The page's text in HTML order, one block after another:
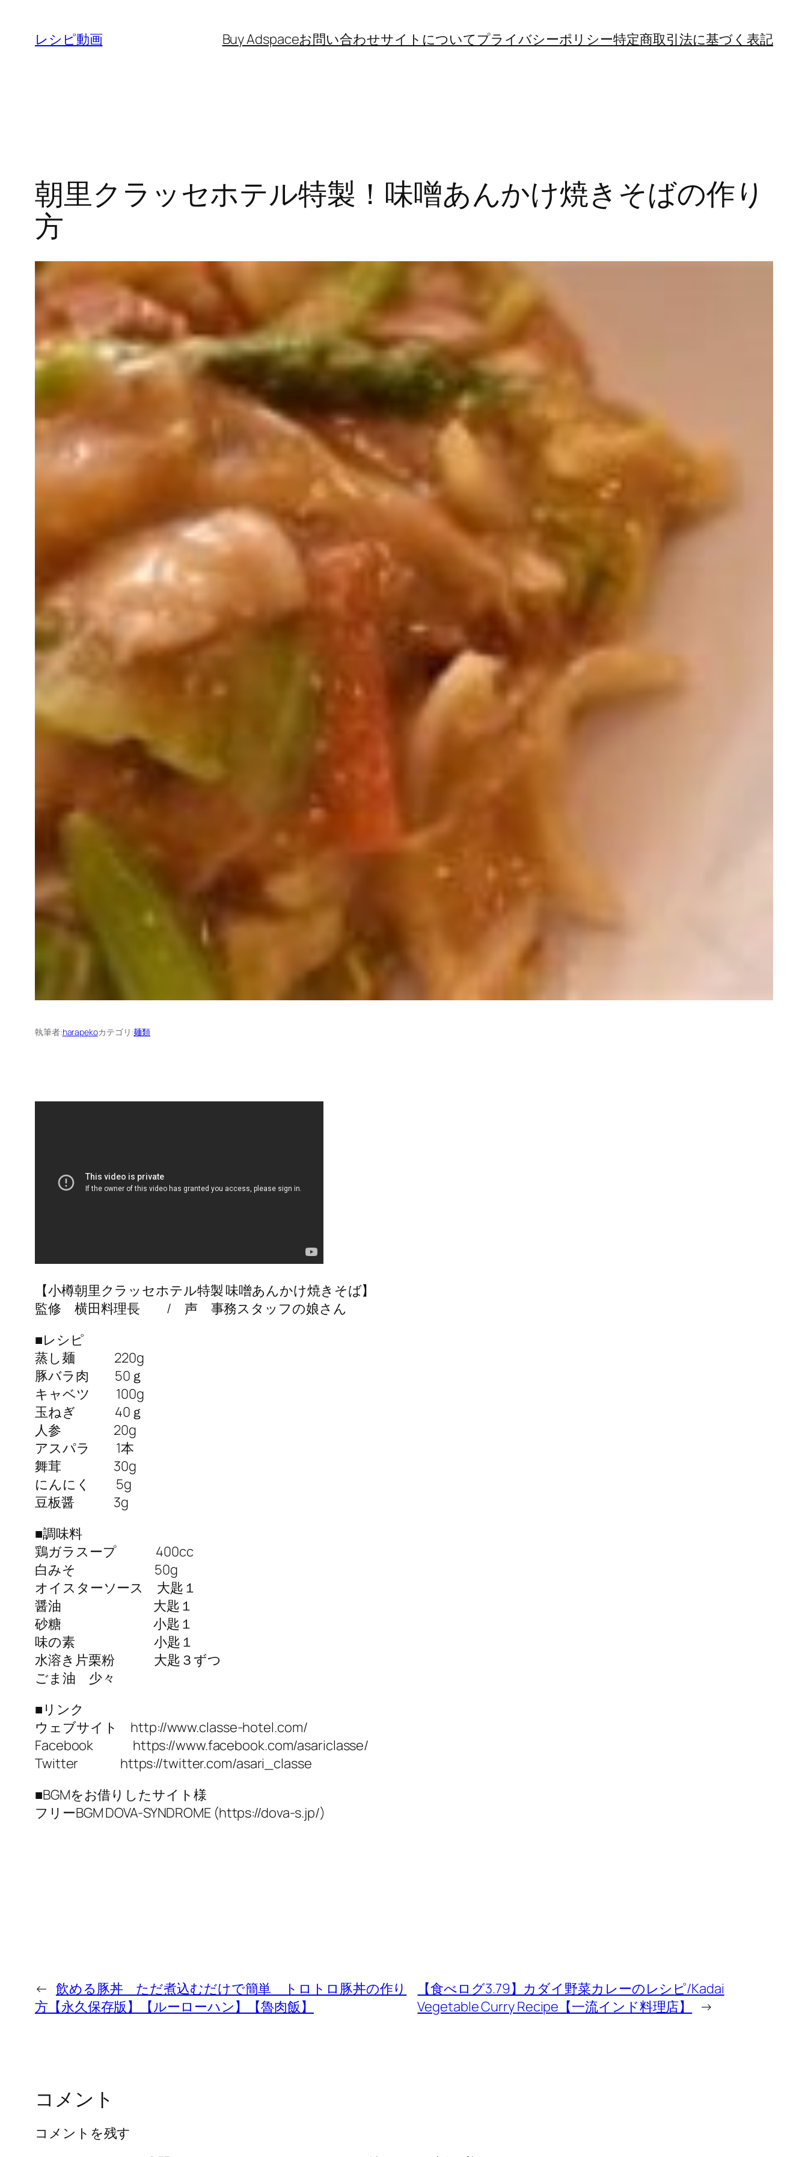
レシピ動画 Buy Adspaceお問い合わせサイトについてプライバシーポリシー特定商取引法に基づく表記
朝里クラッセホテル特製！味噌あんかけ焼きそばの作り
方
執筆者:harapekoカテゴリ:麺類
【小樽朝里クラッセホテル特製 味噌あんかけ焼きそば】
監修 横田料理長 / 声 事務スタッフの娘さん
■レシピ
蒸し麺 220g
豚バラ肉 50ｇ
キャベツ 100g
玉ねぎ 40ｇ
人参 20g
アスパラ 1本
舞茸 30g
にんにく 5g
豆板醤 3g
■調味料
鶏ガラスープ 400cc
白みそ 50g
オイスターソース 大匙１
醤油 大匙１
砂糖 小匙１
味の素 小匙１
水溶き片栗粉 大匙３ずつ
ごま油 少々
■リンク
ウェブサイト http://www.classe-hotel.com/
Facebook https://www.facebook.com/asariclasse/
Twitter https://twitter.com/asari_classe
■BGMをお借りしたサイト様
フリーBGM DOVA-SYNDROME (https://dova-s.jp/)
← 飲める豚丼 ただ煮込むだけで簡単 トロトロ豚丼の作り
方【永久保存版】【ルーローハン】【魯肉飯】
【食べログ3.79】カダイ野菜カレーのレシピ/Kadai
Vegetable Curry Recipe【一流インド料理店】
→
コメント
コメントを残す